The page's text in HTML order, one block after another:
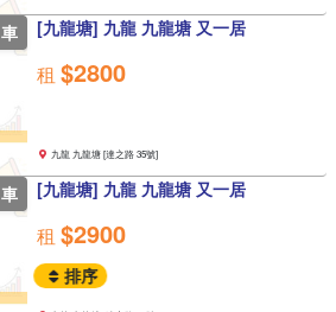
車 [九龍塘] 九龍 九龍塘 又一居
租 $2800
九龍 九龍塘 [達之路 35號]
車 [九龍塘] 九龍 九龍塘 又一居
租 $2900
排序